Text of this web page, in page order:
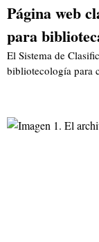
Página web
para
El Sistema de
bibliotecología para